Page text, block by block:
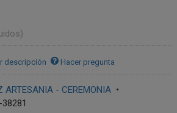
descripción Hacer pregunta
ARTESANIA - CEREMONIA •